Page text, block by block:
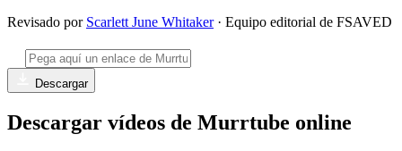
Revisado por Scarlett June Whitaker· Equipo editorial de FSAVED
Descargar
Descargar vídeos de Murrtube online